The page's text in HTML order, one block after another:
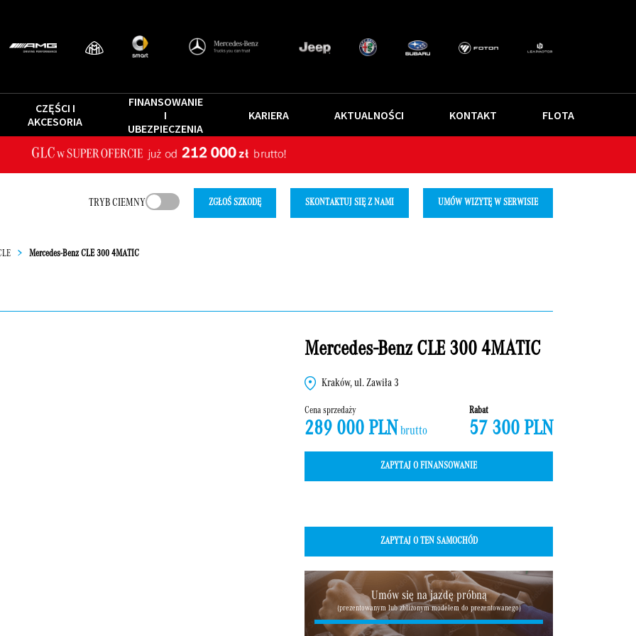
CZĘŚCI I
AKCESORIA
FINANSOWANIE
I
UBEZPIECZENIA
KARIERA AKTUALNOŚCI KONTAKT FLOTA
TRYB CIEMNY ZGŁOŚ SZKODĘ SKONTAKTUJ SIĘ Z NAMI UMÓW WIZYTĘ W SERWISIE
> Mercedes-Benz CLE 300 4MATIC
Mercedes-Benz CLE 300 4MATIC
Kraków, ul. Zawiła 3
Cena sprzedaży
289 000 PLN brutto
Rabat
57 300 PLN
ZAPYTAJ O FINANSOWANIE
ZAPYTAJ O TEN SAMOCHÓD
Umów się na jazdę próbną
(prezentowanym lub zbliżonym modelem do prezentowanego)